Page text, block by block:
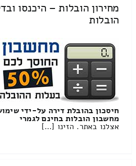
מחירון הובלות – היכנסו
הובלות
חיסכון בהובלת דירה על-ידי
מחשבון הובלות בחינם לגמרי
אצלנו באתר. הזינו […]